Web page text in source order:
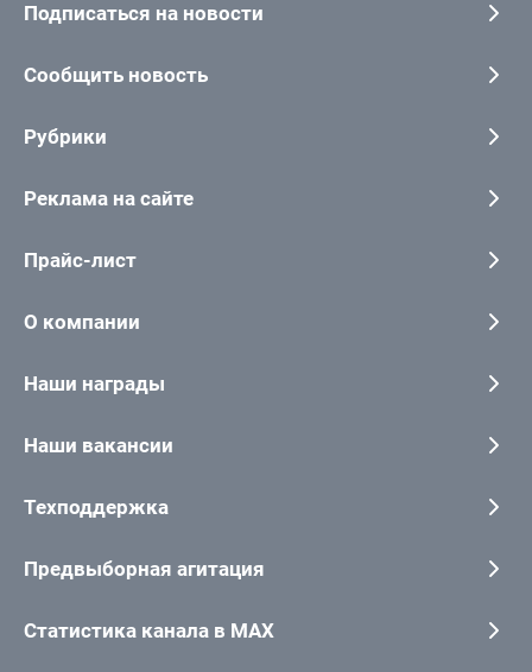
Подписаться на новости
Сообщить новость
Рубрики
Реклама на сайте
Прайс-лист
О компании
Наши награды
Наши вакансии
Техподдержка
Предвыборная агитация
Статистика канала в MAX